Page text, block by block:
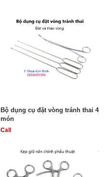
Bộ dụng cụ đặt vòng tránh thai 4
món
Call